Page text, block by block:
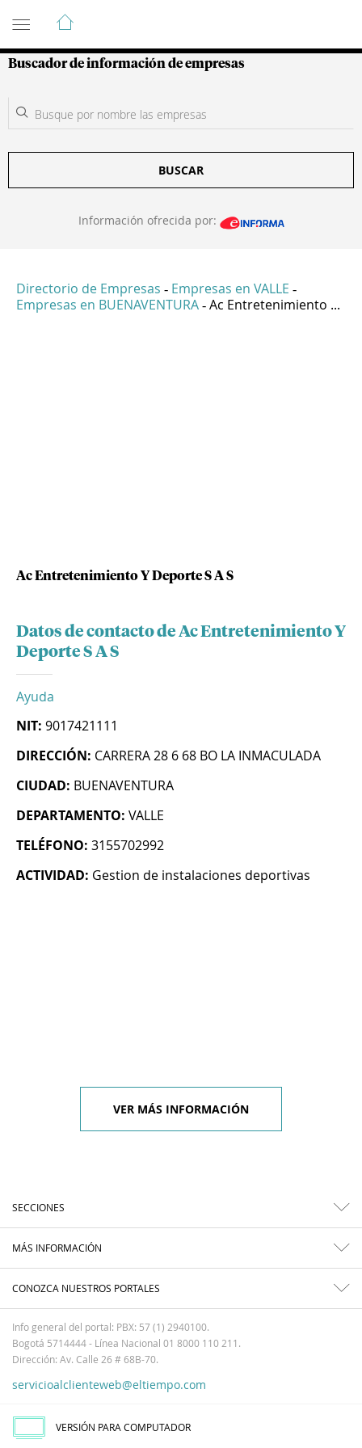
Guía de Empresas Colombianas
Buscador de información de empresas
BUSCAR
Información ofrecida por:
Directorio de Empresas - Empresas en VALLE -
Empresas en BUENAVENTURA - Ac Entretenimiento ...
Ac Entretenimiento Y Deporte S A S
Datos de contacto de Ac Entretenimiento Y
Deporte S A S
Ayuda
NIT: 9017421111
DIRECCIÓN: CARRERA 28 6 68 BO LA INMACULADA
CIUDAD: BUENAVENTURA
DEPARTAMENTO: VALLE
TELÉFONO: 3155702992
ACTIVIDAD: Gestion de instalaciones deportivas
VER MÁS INFORMACIÓN
SECCIONES
MÁS INFORMACIÓN
CONOZCA NUESTROS PORTALES
Info general del portal: PBX: 57 (1) 2940100.
Bogotá 5714444 - Línea Nacional 01 8000 110 211.
Dirección: Av. Calle 26 # 68B-70.
servicioalclienteweb@eltiempo.com
VERSIÓN PARA COMPUTADOR